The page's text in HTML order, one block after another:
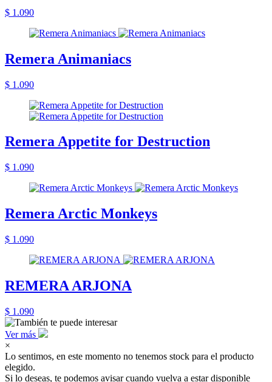
$ 1.090
Remera Animaniacs
$ 1.090
Remera Appetite for Destruction
$ 1.090
Remera Arctic Monkeys
$ 1.090
REMERA ARJONA
$ 1.090
Ver más
×
Lo sentimos, en este momento no tenemos stock para el producto
elegido.
Si lo deseas, te podemos avisar cuando vuelva a estar disponible